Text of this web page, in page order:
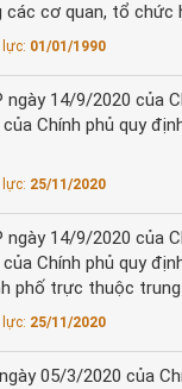
cơ quan, tổ chức
lực: 01/01/1990
14/9/2020 của
Chính phủ quy
lực: 25/11/2020
14/9/2020 của
Chính phủ quy
phố trực thuộc
lực: 25/11/2020
05/3/2020 của